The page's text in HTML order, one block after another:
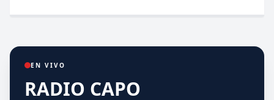
EN VIVO
RADIO CAPO